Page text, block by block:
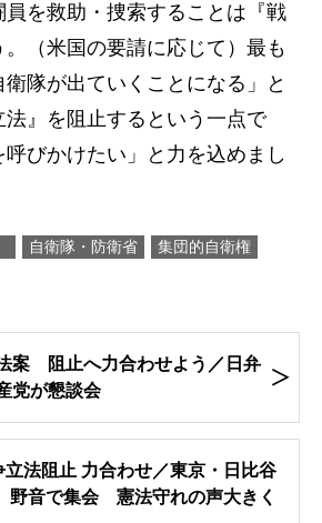
員を救助・捜索することは『戦
（米国の要請に応じて）最も
隊が出ていくことになる」と
』を阻止するという一点で
呼びかけたい」と力を込めまし
自衛隊・防衛省 集団的自衛権
案 阻止へ力合わせよう／日弁
党が懇談会
法阻止 力合わせ／東京・日比谷
野音で集会 憲法守れの声大きく